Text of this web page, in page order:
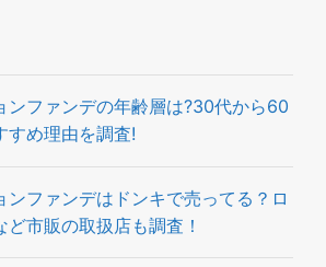
ンファンデの年齢層は?30代から60
すめ理由を調査!
ンファンデはドンキで売ってる？ロ
市販の取扱店も調査！